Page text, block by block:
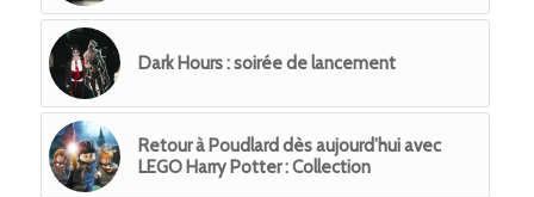
Dark Hours : soirée de lancement
Retour à Poudlard dès aujourd’hui avec
LEGO Harry Potter : Collection